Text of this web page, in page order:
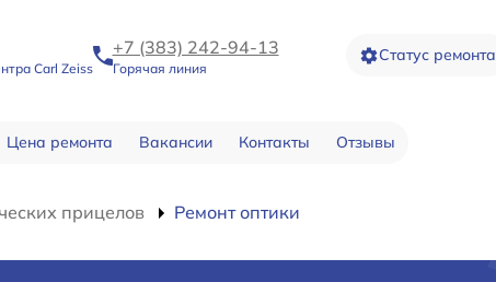
Carl Zeiss
+7 (383) 242-94-13
Горячая линия
Статус ремонта
Цена ремонта Вакансии Контакты Отзывы
прицелов Ремонт оптики